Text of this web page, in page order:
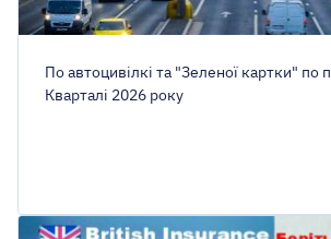
По автоцивілкі та "Зеленої картки" по
Кварталі 2026 року